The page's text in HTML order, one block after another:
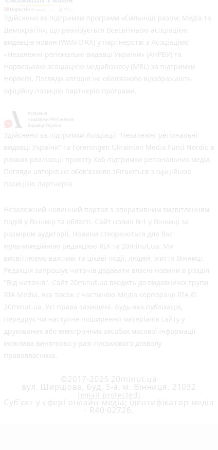
Здійснено за підтримки програми «Сильніші разом: Медіа та
Демократія», що реалізується Всесвітньою асоціацією
видавців новин (WAN-IFRA) у партнерстві з Асоціацією
«Незалежні регіональні видавці України» (АНРВУ) та
Норвезькою асоціацією медіабізнесу (MBL) за підтримки
Норвегії. Погляди авторів не обов’язково відображають
офіційну позицію партнерів програми.
Здійснено за підтримки Асоціації “Незалежні регіональні
видавці України” та Foreningen Ukrainian Media Fund Nordic в
рамках реалізації проєкту Хаб підтримки регіональних медіа.
Погляди авторів не обов'язково збігаються з офіційною
позицією партнерів
Незалежний новинний портал з оперативним висвітленням
подій у Вінниці та області. Сайт новин №1 у Вінниці за
розміром аудиторії. Новини створюються для Вас
мультимедійною редакцією RIA та 20minut.ua. Ми
висвітлюємо важливі та цікаві події, людей, життя Вінниці.
Редакція запрошує читачів додавати власні новини в розділ
"Від читачів". Сайт 20minut.ua входить до видавничої групи
RIA Media, яка також є частиною Медіа корпорації RIA ©
20minut.ua. Усі права захищені. Будь-яка публiкацiя,
передрук чи наступне поширення матеріалів сайту у
друкованих або електронних засобах масової інформації
можлива винятково у разі письмового дозволу
правовласника.
©2017-2025 20minut.ua
вул. Ширшова, буд. 3-а, м. Вінниця, 21032
[email protected]
Cуб'єкт у сфері онлайн-медіа; ідентифікатор медіа
- R40-02726.